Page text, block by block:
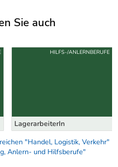
Sie auch
LagerarbeiterIn
HILFS-/ANLERNBERUFE
"Handel, Logistik, Verkehr"
Anlern- und Hilfsberufe"